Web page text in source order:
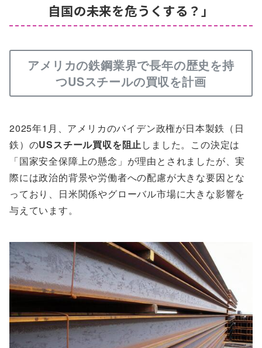
自国の未来を危うくする？」
アメリカの鉄鋼業界で長年の歴史を持
つUSスチールの買収を計画
2025年1月、アメリカのバイデン政権が日本製鉄（日
鉄）のUSスチール買収を阻止しました。この決定は
「国家安全保障上の懸念」が理由とされましたが、実
際には政治的背景や労働者への配慮が大きな要因とな
っており、日米関係やグローバル市場に大きな影響を
与えています。